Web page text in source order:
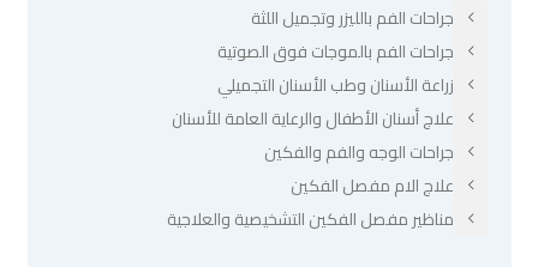
جراحات الفم بالليزر وتجميل اللثة
جراحات الفم بالموجات فوق الصوتية
زراعة الأسنان وطب الأسنان التجميلي
علاج أسنان الأطفال والرعاية العامة للأسنان
جراحات الوجه والفم والفكين
علاج الام مفصل الفكين
مناظير مفصل الفكين التشخيصية والعلاجية